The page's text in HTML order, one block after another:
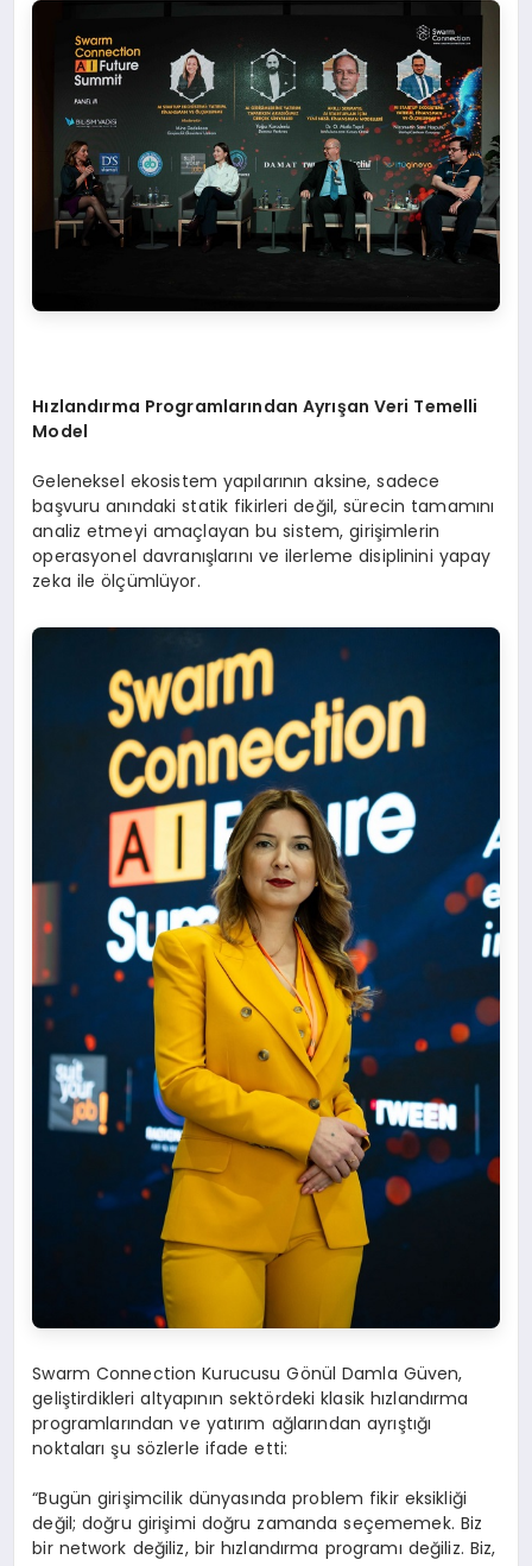
Hızlandırma Programlarından Ayrışan Veri Temelli
Model
Geleneksel ekosistem yapılarının aksine, sadece
başvuru anındaki statik fikirleri değil, sürecin tamamını
analiz etmeyi amaçlayan bu sistem, girişimlerin
operasyonel davranışlarını ve ilerleme disiplinini yapay
zeka ile ölçümlüyor.
Swarm Connection Kurucusu Gönül Damla Güven,
geliştirdikleri altyapının sektördeki klasik hızlandırma
programlarından ve yatırım ağlarından ayrıştığı
noktaları şu sözlerle ifade etti:
“Bugün girişimcilik dünyasında problem fikir eksikliği
değil; doğru girişimi doğru zamanda seçememek. Biz
bir network değiliz, bir hızlandırma programı değiliz. Biz,